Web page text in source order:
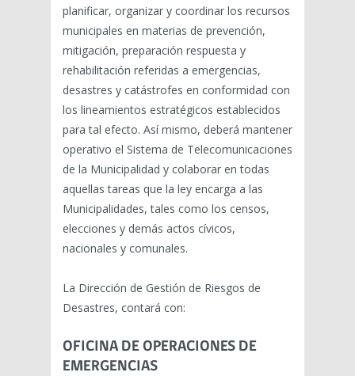
planificar, organizar y coordinar los recursos
municipales en materias de prevención,
mitigación, preparación respuesta y
rehabilitación referidas a emergencias,
desastres y catástrofes en conformidad con
los lineamientos estratégicos establecidos
para tal efecto. Así mismo, deberá mantener
operativo el Sistema de Telecomunicaciones
de la Municipalidad y colaborar en todas
aquellas tareas que la ley encarga a las
Municipalidades, tales como los censos,
elecciones y demás actos cívicos,
nacionales y comunales.
La Dirección de Gestión de Riesgos de
Desastres, contará con:
OFICINA DE OPERACIONES DE
EMERGENCIAS